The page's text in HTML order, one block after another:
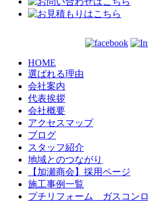
HOME
選ばれる理由
会社案内
代表挨拶
会社概要
アクセスマップ
ブログ
スタッフ紹介
地域とのつながり
【加瀬商会】採用ページ
施工事例一覧
プチリフォーム ガスコンロ